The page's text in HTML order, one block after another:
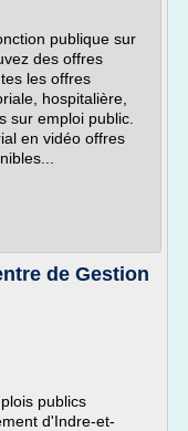
publique sur
des offres
les offres
hospitalière,
sur emploi public.
en vidéo offres
de Gestion
publics
d'Indre-et-